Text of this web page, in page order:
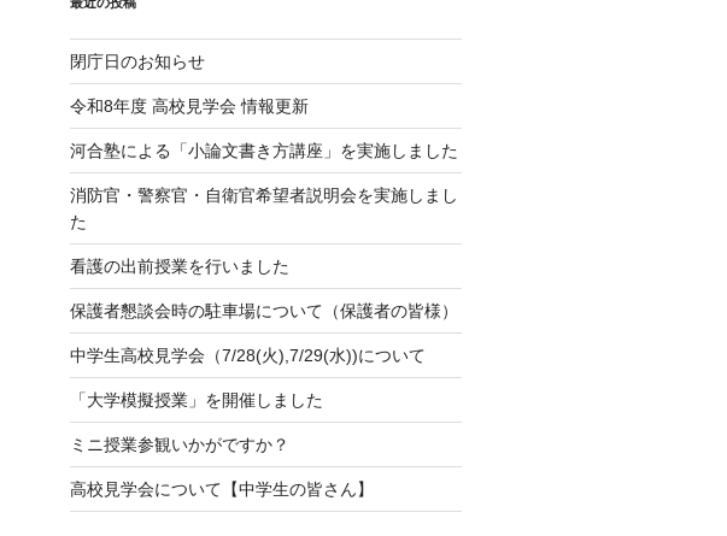
閉庁日のお知らせ
令和8年度 高校見学会 情報更新
河合塾による「小論文書き方講座」を実施しました
消防官・警察官・自衛官希望者説明会を実施しまし
た
看護の出前授業を行いました
保護者懇談会時の駐車場について（保護者の皆様）
中学生高校見学会（7/28(火),7/29(水))について
「大学模擬授業」を開催しました
ミニ授業参観いかがですか？
高校見学会について【中学生の皆さん】